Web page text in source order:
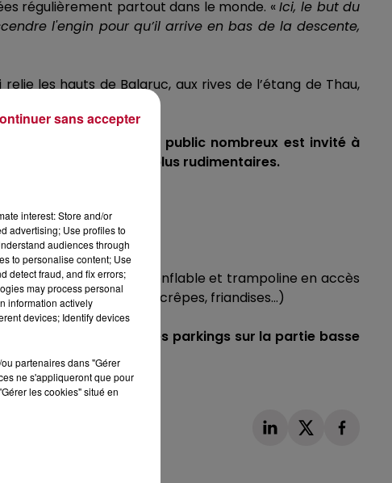
régulièrement partout dans le monde. «Ici, le but du
l'engin pour qu’il arrive en bas de la descente,
relie les hauts deBalaruc, aux rives de l’étang de Thau,
un public nombreux est invité à
et folkloriques aux plus rudimentaires.
de Trike, structure gonflable et trampoline en accès
farcies, burgers, crêpes, friandises…)
préférez les parkings sur la partie basse
interest: Store and/or
advertising; Use profiles to
audiences through
to personalise content; Use
detect fraud, and fix errors;
may process personal
information actively
devices; Identify devices
partenaires dans "Gérer
ne s'appliqueront que pour
les cookies" situé en
sans accepter